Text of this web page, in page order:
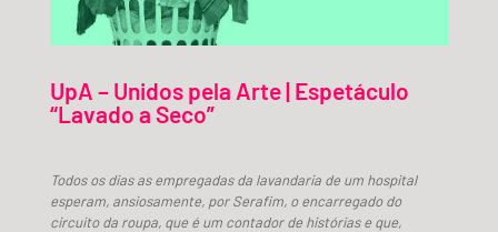
UpA – Unidos pela Arte | Espetáculo
“Lavado a Seco”
Todos os dias as empregadas da lavandaria de um hospital
esperam, ansiosamente, por Serafim, o encarregado do
circuito da roupa, que é um contador de histórias e que,